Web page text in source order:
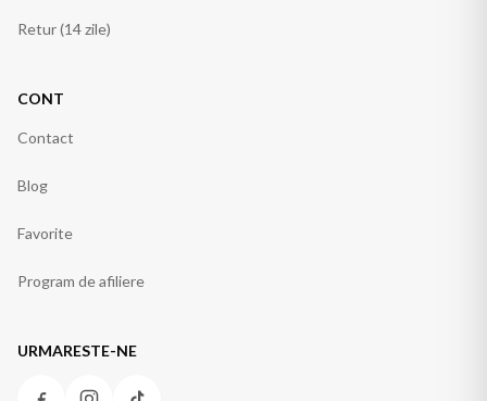
Retur (14 zile)
CONT
Contact
Blog
Favorite
Program de afiliere
URMARESTE-NE